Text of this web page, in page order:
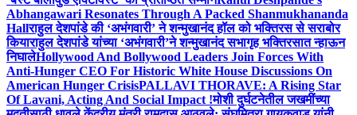
Abhangawari Resonates Through A Packed Shanmukhananda
Hallराहुल देशपांडे की ‘अभंगवारी’ ने शन्मुखानंद हॉल को भक्तिरस से सराबोर
कियाराहुल देशपांडे यांच्या ‘अभंगवारी’ने शन्मुखानंद सभागृह भक्तिरसात न्हाऊन
निघालेHollywood And Bollywood Leaders Join Forces With
Anti-Hunger CEO For Historic White House Discussions On
American Hunger CrisisPALLAVI THORAVE: A Rising Star
Of Lavani, Acting And Social Impact !मोशी दुर्घटनेतील जखमींच्या